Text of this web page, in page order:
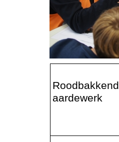
Roodbakkend
aardewerk